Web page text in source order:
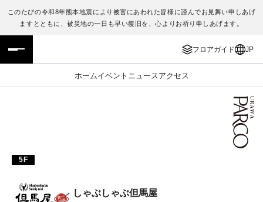
このたびの令和8年熊本地震により被害にあわれた皆様に謹んでお見舞い申しあげ
ますとともに、被災地の一日も早い復旧を、心よりお祈り申しあげます。
フロアガイド JP
ホームイベント ニュース アクセス
フロアガイド
施設案内・アクセス
ENGLISH
繁体字
5F
しゃぶしゃぶ但馬屋